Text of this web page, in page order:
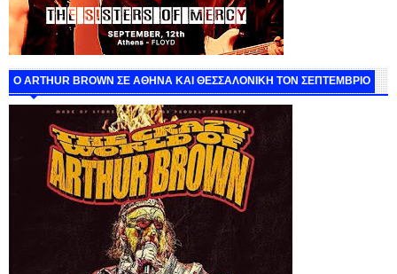
O ARTHUR BROWN ΣΕ ΑΘΗΝΑ ΚΑΙ ΘΕΣΣΑΛΟΝΙΚΗ ΤΟΝ ΣΕΠΤΕΜΒΡΙΟ